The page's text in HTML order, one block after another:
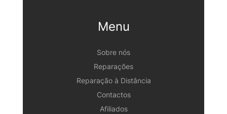
Menu
Sobre nós
Reparações
Reparação à Distância
Contactos
Afiliados